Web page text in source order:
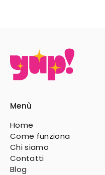
Menù
Home
Come funziona
Chi siamo
Contatti
Blog